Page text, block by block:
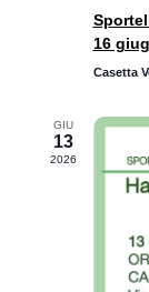
16
Casetta
GIU
13
2026